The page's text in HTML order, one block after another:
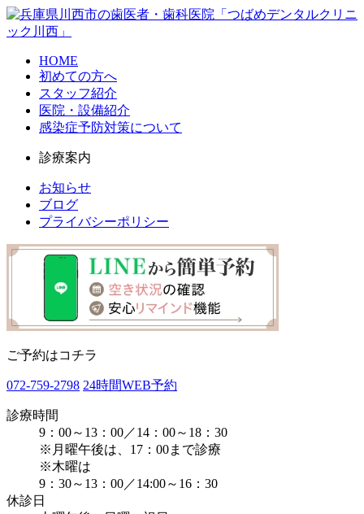
HOME
初めての方へ
スタッフ紹介
医院・設備紹介
感染症予防対策について
診療案内
お知らせ
ブログ
プライバシーポリシー
ご予約はコチラ
072-759-2798 24時間WEB予約
診療時間
9：00～13：00／14：00～18：30
※月曜午後は、17：00まで診療
※木曜は
9：30～13：00／14:00～16：30
休診日